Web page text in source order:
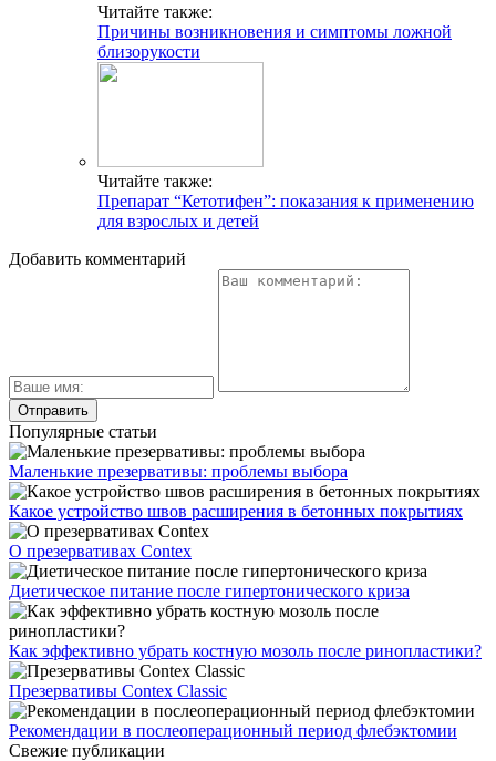
Читайте также:
Причины возникновения и симптомы ложной
близорукости
Читайте также:
Препарат “Кетотифен”: показания к применению
для взрослых и детей
Добавить комментарий
Популярные статьи
Маленькие презервативы: проблемы выбора
Какое устройство швов расширения в бетонных покрытиях
О презервативах Contex
Диетическое питание после гипертонического криза
Как эффективно убрать костную мозоль после ринопластики?
Презервативы Contex Classic
Рекомендации в послеоперационный период флебэктомии
Свежие публикации